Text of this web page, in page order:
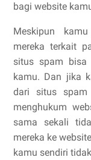
bagi website
Meskipun
mereka terkait
situs spam bisa
kamu. Dan jika
dari situs spam
menghukum
sama sekali
mereka ke
kamu sendiri